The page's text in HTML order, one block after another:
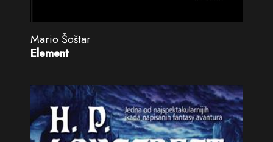
Mario Šoštar
Element